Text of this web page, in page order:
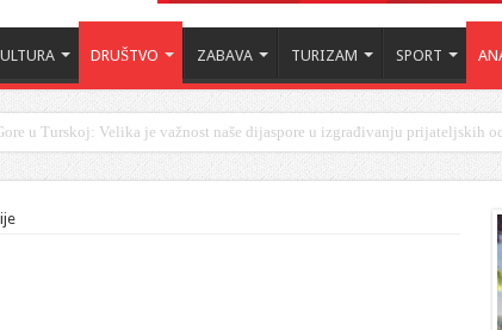
DRUŠTVO ZABAVA TURIZAM SPORT
u Turskoj: Velika je važnost naše dijaspore u izgrađivanju prijateljskih